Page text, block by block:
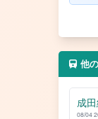
他
成
08/04